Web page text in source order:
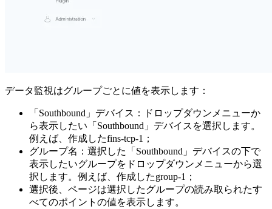
データ監視はグループごとに値を表示します：
「Southbound」デバイス：ドロップダウンメニューか
ら表示したい「Southbound」デバイスを選択します。
例えば、作成したfins-tcp-1；
グループ名：選択した「Southbound」デバイスの下で
表示したいグループをドロップダウンメニューから選
択します。例えば、作成したgroup-1；
選択後、ページは選択したグループの読み取られたす
べてのポイントの値を表示します。